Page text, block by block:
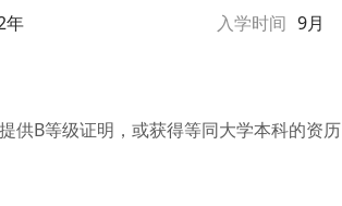
年 入学时间 9月
供B等级证明，或获得等同大学本科的资历